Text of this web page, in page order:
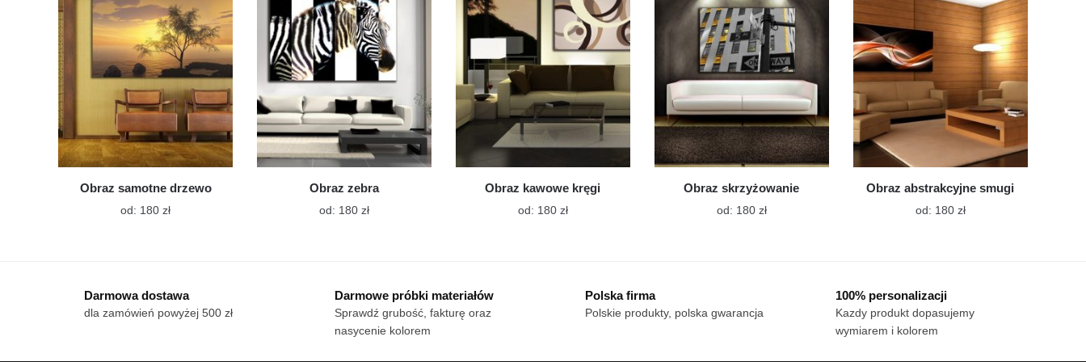
można
wybrać
na
stronie
produktu
można
wybrać
na
stronie
produktu
można
wybrać
na
stronie
można
wybrać
na
stronie
produktu
można
wybrać
na
stronie
produktu
Obraz samotne drzewo
od: 180 złTen
Opcje
można
Obraz zebra
od: 180 złTen
Opcje
można
wybrać
Obraz kawowe kręgi
od: 180 złTen
Opcje
można
Obraz skrzyżowanie
od: 180 złTen
Obraz abstrakcyjne smugi
od: 180 złTen
można
Darmowa dostawa
dla zamówień powyżej 500 zł
Darmowe próbki materiałów
Sprawdź grubość, fakturę oraz
nasycenie kolorem
Polska firma
Polskie produkty, polska gwarancja
100% personalizacji
Kazdy produkt dopasujemy
wymiarem i kolorem